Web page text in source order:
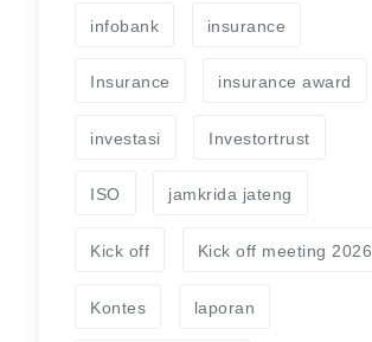
infobank insurance
Insurance insurance award
investasi Investortrust
ISO jamkrida jateng
Kick off Kick off meeting 2026
Kontes laporan